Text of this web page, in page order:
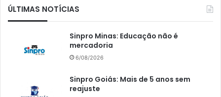
ÚLTIMAS NOTÍCIAS
Sinpro Minas: Educação não é
mercadoria
6/08/2026
Sinpro Goiás: Mais de 5 anos sem
reajuste